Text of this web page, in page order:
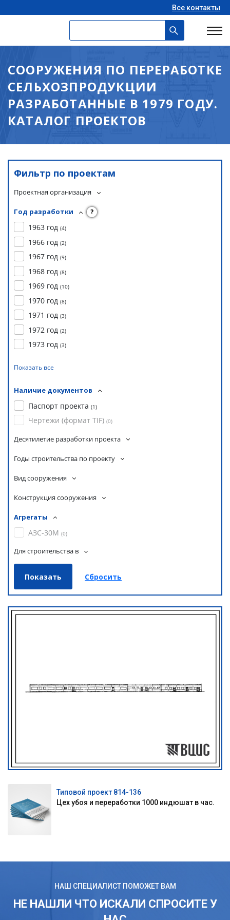
Все контакты
СООРУЖЕНИЯ ПО ПЕРЕРАБОТКЕ
СЕЛЬХОЗПРОДУКЦИИ
РАЗРАБОТАННЫЕ В 1979 ГОДУ.
КАТАЛОГ ПРОЕКТОВ
Фильтр по проектам
Проектная организация
Год разработки ?
1963 год (4)
1966 год (2)
1967 год (9)
1968 год (8)
1969 год (10)
1970 год (8)
1971 год (3)
1972 год (2)
1973 год (3)
Показать все
Наличие документов
Паспорт проекта (1)
Чертежи (формат TIF) (0)
Десятилетие разработки проекта
Годы строительства по проекту
Вид сооружения
Конструкция сооружения
Агрегаты
АЗС-30М (0)
Для строительства в
Типовой проект 814-136
Цех убоя и переработки 1000 индюшат в час.
НАШ СПЕЦИАЛИСТ ПОМОЖЕТ ВАМ
НЕ НАШЛИ ЧТО ИСКАЛИ СПРОСИТЕ У